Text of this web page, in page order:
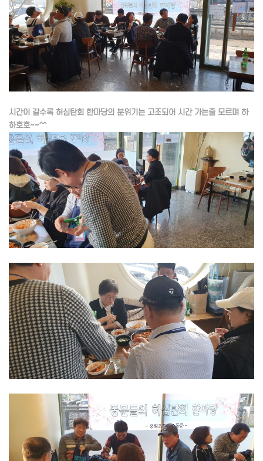
시간이 갈수록 허심탄회 한마당의 분위기는 고조되어 시간 가는줄 모르며 하
하호호~~^^